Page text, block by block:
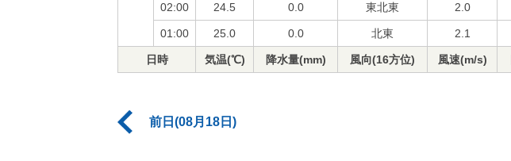
02:00 24.5 0.0 東北東 2.0
01:00 25.0 0.0 北東 2.1
日時 気温(℃) 降水量(mm) 風向(16方位) 風速(m/s)
前日(08月18日)